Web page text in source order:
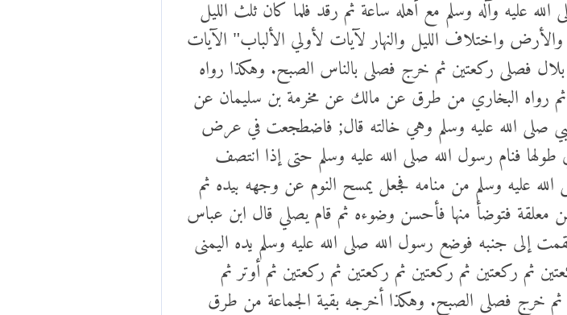
واختلاف الليل والنهار لآيات لأولي الألباب" الآيات
فصلى ركعتين ثم خرج فصلى بالناس الصبح. وهكذا رواه
ثم رواه البخاري من طرق عن مالك عن مخرمة بن سليمان عن
صلى الله عليه وسلم وهي خالته قال; فاضطجعت في عرض
فنام رسول الله صلى الله عليه وسلم حتى إذا انتصف
الله عليه وسلم من منامه فجعل يمسح النوم عن وجهه بيده ثم
معلقة فتوضأ منها فأحسن وضوءه ثم قام يصلي قال ابن عباس
جنبه فوضع رسول الله صلى الله عليه وسلم يده اليمنى
ثم ركعتين ثم ركعتين ثم ركعتين ثم ركعتين ثم أوتر ثم
خرج فصلى الصبح. وهكذا أخرجه بقية الجماعة من طرق